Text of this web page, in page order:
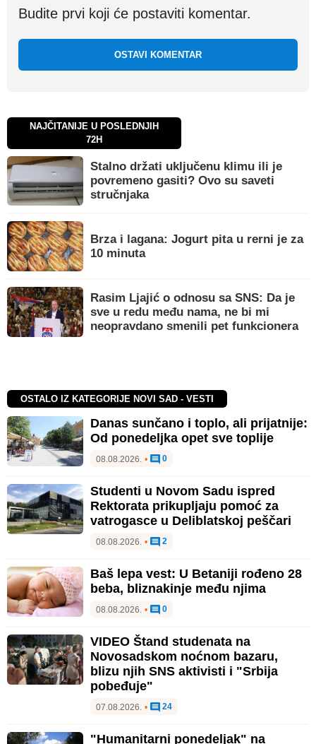
Budite prvi koji će postaviti komentar.
OSTAVI KOMENTAR
NAJČITANIJE U POSLEDNJIH
72H
Stalno držati uključenu klimu ili je
povremeno gasiti? Ovo su saveti
stručnjaka
Brza i lagana: Jogurt pita u rerni je za
10 minuta
Rasim Ljajić o odnosu sa SNS: Da je
sve u redu među nama, ne bi mi
neopravdano smenili pet funkcionera
OSTALO IZ KATEGORIJE NOVI SAD - VESTI
Danas sunčano i toplo, ali prijatnije:
Od ponedeljka opet sve toplije
08.08.2026. • 0
Studenti u Novom Sadu ispred
Rektorata prikupljaju pomoć za
vatrogasce u Deliblatskoj peščari
08.08.2026. • 2
Baš lepa vest: U Betaniji rođeno 28
beba, bliznakinje među njima
08.08.2026. • 0
VIDEO Štand studenata na
Novosadskom noćnom bazaru,
blizu njih SNS aktivisti i "Srbija
pobeđuje"
07.08.2026. • 24
"Humanitarni ponedeljak" na